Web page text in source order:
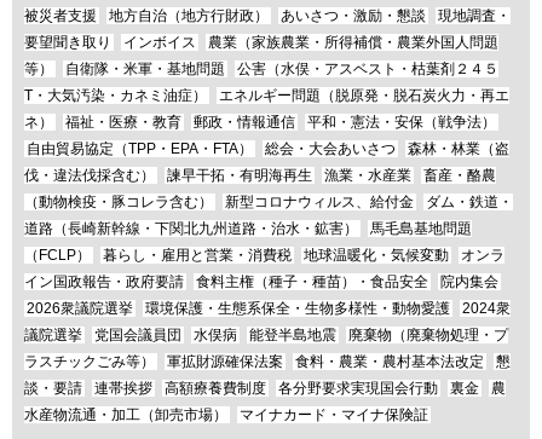
被災者支援
地方自治（地方行財政） あいさつ・激励・懇談
現地調査・
要望聞き取り
インボイス
農業（家族農業・所得補償・農業外国人問題
等）
自衛隊・米軍・基地問題
公害（水俣・アスベスト・枯葉剤２４５
T・大気汚染・カネミ油症）
エネルギー問題（脱原発・脱石炭火力・再エ
ネ）
福祉・医療・教育 郵政・情報通信
平和・憲法・安保（戦争法）
自由貿易協定（TPP・EPA・FTA）
総会・大会あいさつ
森林・林業（盗
伐・違法伐採含む）
諫早干拓・有明海再生 漁業・水産業
畜産・酪農
（動物検疫・豚コレラ含む）
新型コロナウィルス、給付金
ダム・鉄道・
道路（長崎新幹線・下関北九州道路・治水・鉱害）
馬毛島基地問題
（FCLP）
暮らし・雇用と営業・消費税 地球温暖化・気候変動
オンラ
イン国政報告・政府要請
食料主権（種子・種苗）・食品安全
院内集会
2026衆議院選挙
環境保護・生態系保全・生物多様性・動物愛護
2024衆
議院選挙
党国会議員団 水俣病 能登半島地震
廃棄物（廃棄物処理・プ
ラスチックごみ等）
軍拡財源確保法案 食料・農業・農村基本法改定
懇
談・要請
連帯挨拶 高額療養費制度 各分野要求実現国会行動 裏金
農
水産物流通・加工（卸売市場）
マイナカード・マイナ保険証